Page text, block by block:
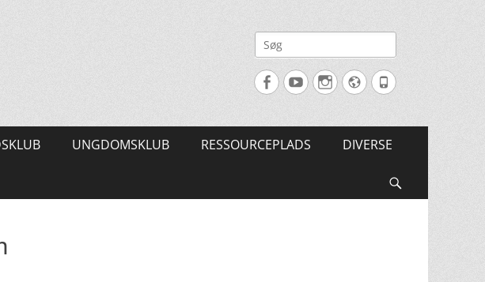
Søg
efter:
FacebookYouTubeInstagram
Website
Tlf.
UNGDOMSKLUB RESSOURCEPLADS DIVERSE